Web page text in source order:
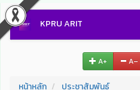
KPRU ARIT
A+ A–
หน้าหลัก ประชาสัมพันธ์